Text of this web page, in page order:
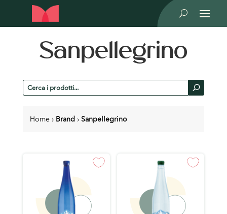
U
Sanpellegrino
Cerca
prodotti
U
Home › Brand › Sanpellegrino